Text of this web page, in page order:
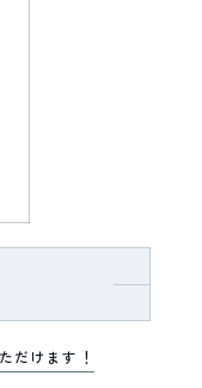
だけます！